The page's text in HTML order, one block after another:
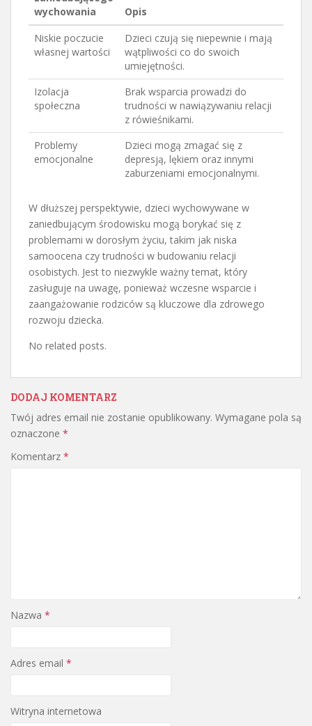
wychowania
Opis
Niskie poczucie
własnej wartości
Dzieci czują się niepewnie i mają
wątpliwości co do swoich
umiejętności.
Izolacja
społeczna
Brak wsparcia prowadzi do
trudności w nawiązywaniu relacji
z rówieśnikami.
Problemy
emocjonalne
Dzieci mogą zmagać się z
depresją, lękiem oraz innymi
zaburzeniami emocjonalnymi.
W dłuższej perspektywie, dzieci wychowywane w
zaniedbującym środowisku mogą borykać się z
problemami w dorosłym życiu, takim jak niska
samoocena czy trudności w budowaniu relacji
osobistych. Jest to niezwykle ważny temat, który
zasługuje na uwagę, ponieważ wczesne wsparcie i
zaangażowanie rodziców są kluczowe dla zdrowego
rozwoju dziecka.
No related posts.
DODAJ KOMENTARZ
Twój adres email nie zostanie opublikowany. Wymagane pola są
oznaczone *
Komentarz *
Nazwa *
Adres email *
Witryna internetowa